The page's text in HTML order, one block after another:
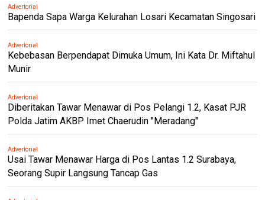
Advertorial
Bapenda Sapa Warga Kelurahan Losari Kecamatan Singosari
Advertorial
Kebebasan Berpendapat Dimuka Umum, Ini Kata Dr. Miftahul
Munir
Advertorial
Diberitakan Tawar Menawar di Pos Pelangi 1.2, Kasat PJR
Polda Jatim AKBP Imet Chaerudin "Meradang"
Advertorial
Usai Tawar Menawar Harga di Pos Lantas 1.2 Surabaya,
Seorang Supir Langsung Tancap Gas